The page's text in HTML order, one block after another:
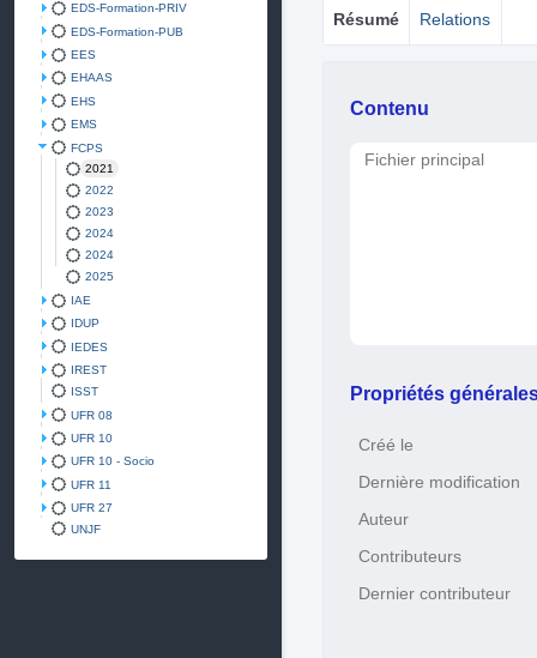
EDS-Formation-PRIV
EDS-Formation-PUB
EES
EHAAS
EHS
EMS
FCPS
2021
2022
2023
2024
2024
2025
IAE
IDUP
IEDES
IREST
ISST
UFR 08
UFR 10
UFR 10 - Socio
UFR 11
UFR 27
UNJF
Résumé Relations
Contenu
Fichier principal
Propriétés
Créé le
Dernière modification
Auteur
Contributeurs
Dernier contributeur